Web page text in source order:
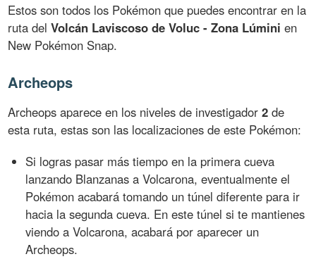
Estos son todos los Pokémon que puedes encontrar en la
ruta delVolcán Laviscoso de Voluc - Zona Lúmini en
New Pokémon Snap.
Archeops
Archeops aparece en los niveles de investigador2 de
esta ruta, estas son las localizaciones de este Pokémon:
Si logras pasar más tiempo en la primera cueva
lanzando Blanzanas a Volcarona, eventualmente el
Pokémon acabará tomando un túnel diferente para ir
hacia la segunda cueva. En este túnel si te mantienes
viendo a Volcarona, acabará por aparecer un
Archeops.